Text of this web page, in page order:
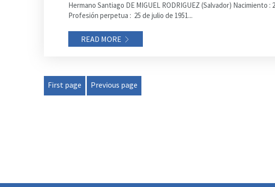
Hermano Santiago DE MIGUEL RODRIGUEZ (Salvador) Nacimiento
Profesión perpetua : 25 de julio de 1951...
READ MORE
First page Previous page